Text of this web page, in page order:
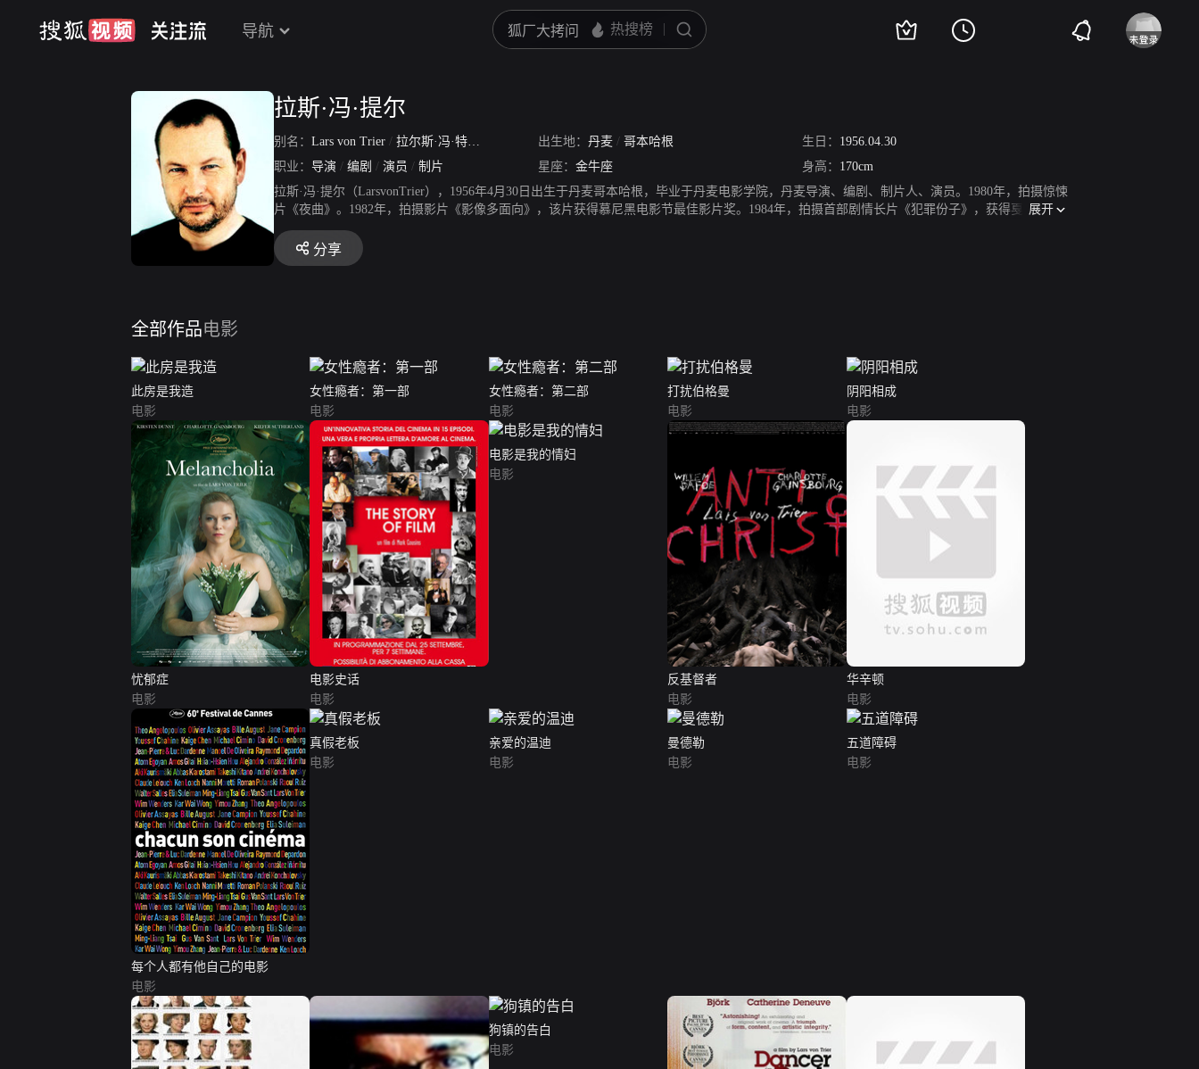
导航
拉斯·冯·提尔
别名： Lars von Trier / 拉尔斯·冯·特里厄 Lars Trier出生地： 丹麦 / 哥本哈根 生日： 1956.04.30
职业： 导演 / 编剧 / 演员 / 制片 星座： 金牛座 身高： 170cm
拉斯·冯·提尔（LarsvonTrier），1956年4月30日出生于丹麦哥本哈根，毕业于丹麦电影学院，丹麦导演、编剧、制片人、演员。1980年，拍摄惊悚
片《夜曲》。1982年，拍摄影片《影像多面向》，该片获得慕尼黑电影节最佳影片奖。1984年，拍摄首部剧情长片《犯罪份子》，获得戛纳国际
电影节获得最佳技术大奖和最佳影片奖提名。1991年，凭借惊悚片《欧洲特快车》获得评审团奖等3项大奖。1995年，与托玛斯·温德伯格等四名
电影导演共同签署了“DOGMA95”宣言，企图还原电影艺术的本质。2000年，凭借歌舞片《黑暗中的舞者》获得第53届戛纳电影节竞赛单元金棕榈
奖。2003年，凭借惊悚悬疑片《狗镇》获得第16届欧洲电影奖最佳导演奖。2005年，凭借剧情片《曼德勒》获得第58届戛纳电影节竞赛单元金棕
展开
分享
全部作品电影
此房是我造
电影
女性瘾者：第一部
电影
女性瘾者：第二部
电影
打扰伯格曼
电影
阴阳相成
电影
忧郁症
电影
电影史话
电影
电影是我的情妇
电影
反基督者
电影
华辛顿
电影
每个人都有他自己的电影
电影
真假老板
电影
亲爱的温迪
电影
曼德勒
电影
五道障碍
电影
狗镇的告白
电影